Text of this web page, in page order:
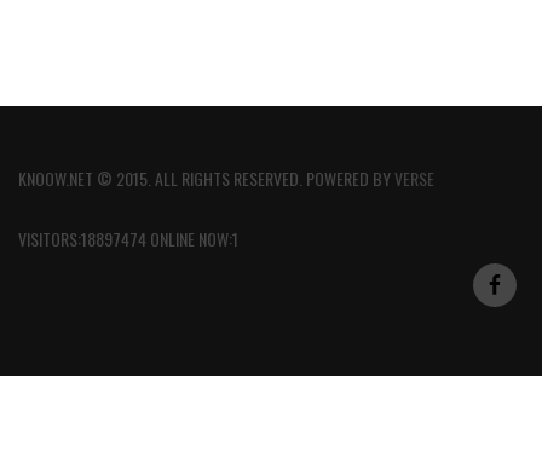
KNOOW.NET © 2015. ALL RIGHTS RESERVED. POWERED BYVERSE
VISITORS:18897474 ONLINE NOW:1